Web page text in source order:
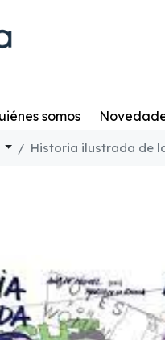
somos
Historia ilustrada de